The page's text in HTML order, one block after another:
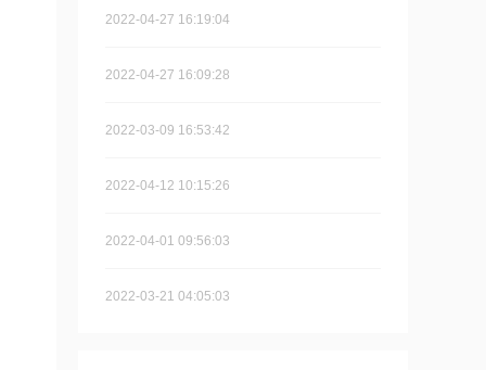
2022-04-27 16:19:04
2022-04-27 16:09:28
2022-03-09 16:53:42
2022-04-12 10:15:26
2022-04-01 09:56:03
2022-03-21 04:05:03